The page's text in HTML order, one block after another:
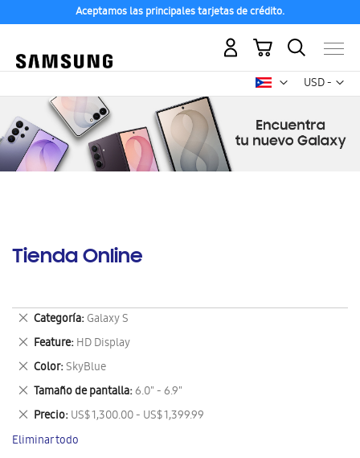
Aceptamos las principales tarjetas de crédito.
USD -
dólar
Mi carrito
Tienda Online
Categoría Galaxy S
Eliminar
este
artículo
Feature HD Display
Eliminar
este
artículo
Color SkyBlue
Eliminar
este
artículo
Tamaño de pantalla 6.0" - 6.9"
Eliminar
este
artículo
Precio US$ 1,300.00 - US$ 1,399.99
Eliminar
este
artículo
Eliminar todo